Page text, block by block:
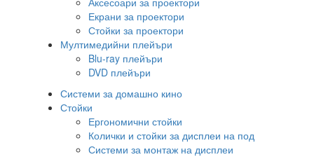
Екрани за проектори
Стойки за проектори
Мултимедийни плейъри
Blu-ray плейъри
DVD плейъри
Системи за домашно кино
Стойки
Ергономични стойки
Колички и стойки за дисплеи на под
Системи за монтаж на дисплеи